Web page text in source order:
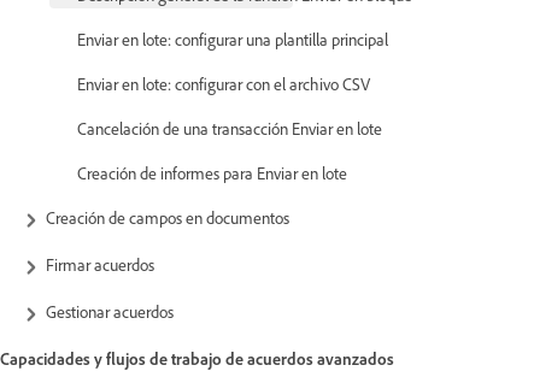
Enviar en lote: configurar una plantilla principal
Enviar en lote: configurar con el archivo CSV
Cancelación de una transacción Enviar en lote
Creación de informes para Enviar en lote
Creación de campos en documentos
Firmar acuerdos
Gestionar acuerdos
Capacidades y flujos de trabajo de acuerdos avanzados